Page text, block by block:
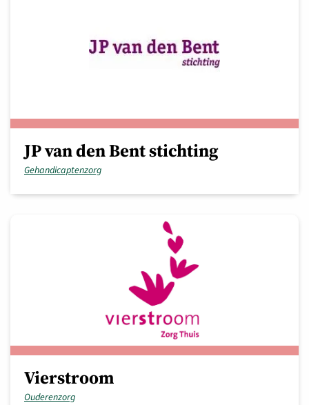
JP van den Bent stichting
Gehandicaptenzorg
Vierstroom
Ouderenzorg